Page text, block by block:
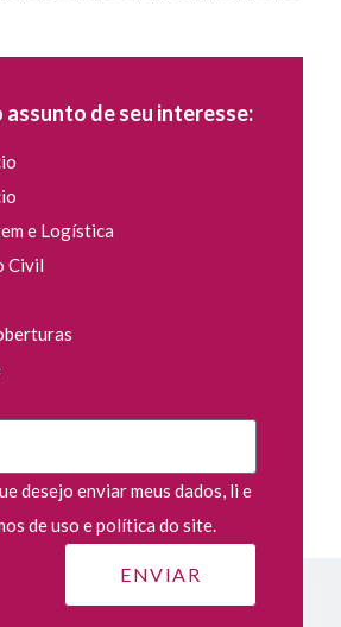
assunto de seu interesse:
e Logística
Civil
desejo enviar meus dados, li e
de uso e política do site.